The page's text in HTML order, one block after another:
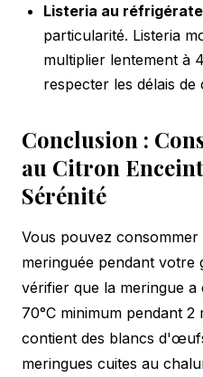
Listeria au
particularité. Listeria
multiplier lentement à
respecter les délais de
Conclusion :
au Citron
Sérénité
Vous pouvez
meringuée pendant votre
vérifier que la meringue
70°C minimum pendant
contient des blancs
meringues cuites au